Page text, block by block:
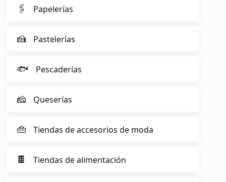
🖇️ Papelerías
🍰 Pastelerías
🐟 Pescaderías
🧀 Queserías
👜 Tiendas de accesorios de moda
🍫 Tiendas de alimentación